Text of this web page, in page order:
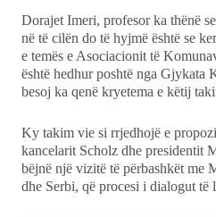
Dorajet Imeri, profesor ka thënë
në të cilën do të hyjmë është se
e temës e Asociacionit të
është hedhur poshtë nga Gjykata
besoj ka qenë kryetema e këtij
Ky takim vie si rrjedhojë e
kancelarit Scholz dhe presidentit
bëjnë një vizitë të përbashkët me
dhe Serbi, që procesi i dialogut të